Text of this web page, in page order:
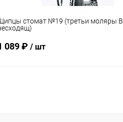
стомат №19 (третьи моляры
089 ₽ / шт
Купить в 1 клик